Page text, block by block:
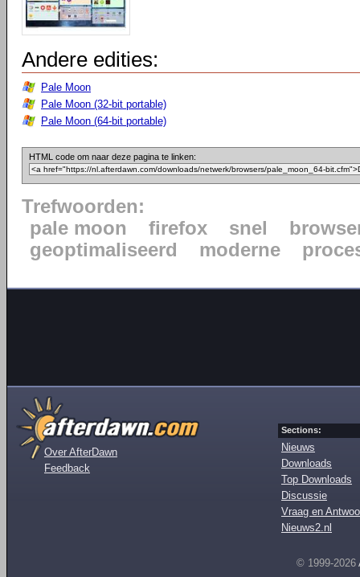
Andere edities:
Pale Moon
Pale Moon (32-bit portable)
Pale Moon (64-bit portable)
HTML code om naar deze pagina te linken:
Trefwoorden:
pale moon
firefox snel
geoptimaliseerd
moderne
Over AfterDawn
Feedback
Sections:
Nieuws
Downloads
Top Downloads
Discussie
Vraag en
Nieuws2.nl
© 1999-2026